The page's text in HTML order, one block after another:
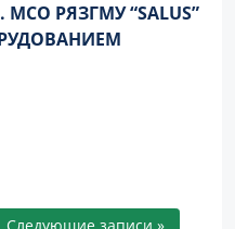
РЯЗГМУ “SALUS”